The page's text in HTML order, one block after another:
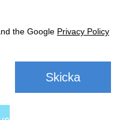
the Google Privacy Policy
Skicka